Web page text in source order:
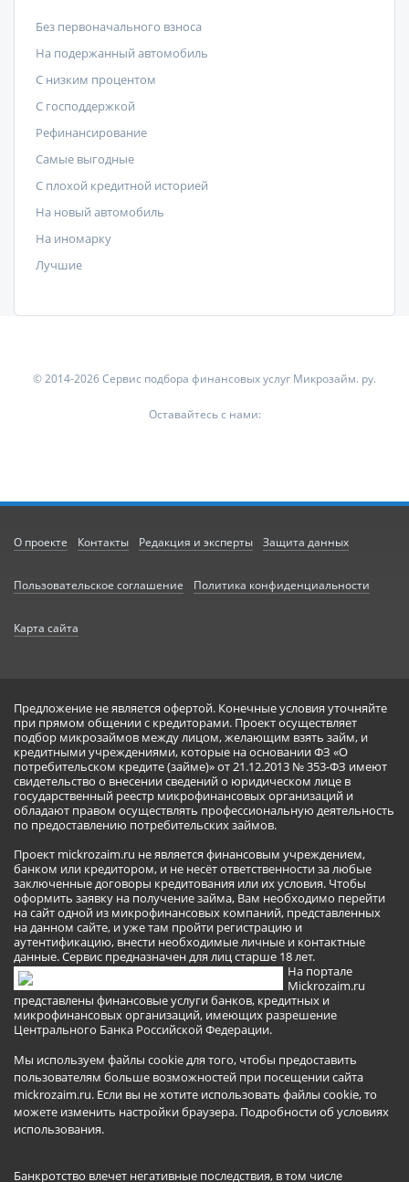
Без первоначального взноса
На подержанный автомобиль
С низким процентом
C господдержкой
Рефинансирование
Самые выгодные
С плохой кредитной историей
На новый автомобиль
На иномарку
Лучшие
© 2014-2026 Сервис подбора финансовых услуг Микрозайм. ру.
Оставайтесь с нами:
О проекте Контакты Редакция и эксперты Защита данных
Пользовательское соглашение Политика конфиденциальности
Карта сайта
Предложение не является офертой. Конечные условия уточняйте
при прямом общении с кредиторами. Проект осуществляет
подбор микрозаймов между лицом, желающим взять займ, и
кредитными учреждениями, которые на основании ФЗ «О
потребительском кредите (займе)» от 21.12.2013 № 353-ФЗ имеют
свидетельство о внесении сведений о юридическом лице в
государственный реестр микрофинансовых организаций и
обладают правом осуществлять профессиональную деятельность
по предоставлению потребительских займов.
Проект mickrozaim.ru не является финансовым учреждением,
банком или кредитором, и не несёт ответственности за любые
заключенные договоры кредитования или их условия. Чтобы
оформить заявку на получение займа, Вам необходимо перейти
на сайт одной из микрофинансовых компаний, представленных
на данном сайте, и уже там пройти регистрацию и
аутентификацию, внести необходимые личные и контактные
данные. Сервис предназначен для лиц старше 18 лет.
На портале
Mickrozaim.ru
представлены финансовые услуги банков, кредитных и
микрофинансовых организаций, имеющих разрешение
Центрального Банка Российской Федерации.
Мы используем файлы cookie для того, чтобы предоставить
пользователям больше возможностей при посещении сайта
mickrozaim.ru. Если вы не хотите использовать файлы cookie, то
можете изменить настройки браузера. Подробности об условиях
использования.
Банкротство влечет негативные последствия, в том числе